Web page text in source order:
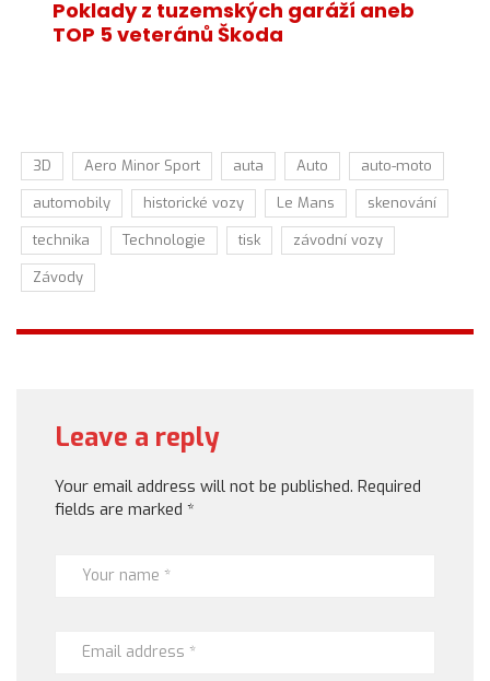
Poklady z tuzemských garáží aneb
TOP 5 veteránů Škoda
3D Aero Minor Sport auta Auto
auto-moto
automobily
historické vozy Le Mans
skenování
technika
Technologie tisk
závodní vozy
Závody
Leave a reply
Your email address will not be published. Required
fields are marked *